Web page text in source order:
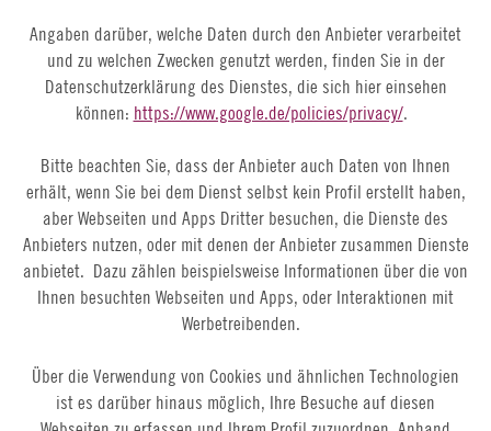
Angaben darüber, welche Daten durch den Anbieter verarbeitet
und zu welchen Zwecken genutzt werden, finden Sie in der
Datenschutzerklärung des Dienstes, die sich hier einsehen
können: https://www.google.de/policies/privacy/.
Bitte beachten Sie, dass der Anbieter auch Daten von Ihnen
erhält, wenn Sie bei dem Dienst selbst kein Profil erstellt haben,
aber Webseiten und Apps Dritter besuchen, die Dienste des
Anbieters nutzen, oder mit denen der Anbieter zusammen Dienste
anbietet. Dazu zählen beispielsweise Informationen über die von
Ihnen besuchten Webseiten und Apps, oder Interaktionen mit
Werbetreibenden.
Über die Verwendung von Cookies und ähnlichen Technologien
ist es darüber hinaus möglich, Ihre Besuche auf diesen